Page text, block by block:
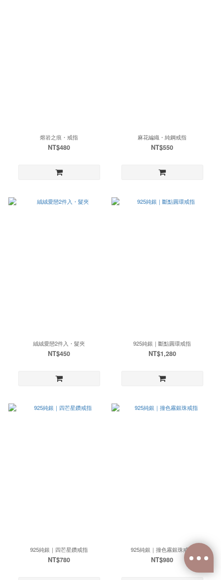
熔岩之痕・戒指
NT$480
麻花編織・純鋼戒指
NT$550
絨絨愛戀2件入・髮夾
NT$450
925純銀｜斷點圓環戒指
NT$1,280
925純銀｜四芒星鑽戒指
NT$780
925純銀｜撞色霧銀珠戒指
NT$980